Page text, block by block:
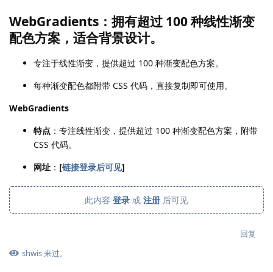
WebGradients：拥有超过 100 种线性渐变
配色方案，适合背景设计。
专注于线性渐变，提供超过 100 种渐变配色方案。
每种渐变配色都附带 CSS 代码，直接复制即可使用。
WebGradients
特点 ：专注线性渐变，提供超过 100 种渐变配色方案，附带
CSS 代码。
网址 ： [链接登录后可见]
此内容 登录 或 注册 后可见
回复
shwis来过。